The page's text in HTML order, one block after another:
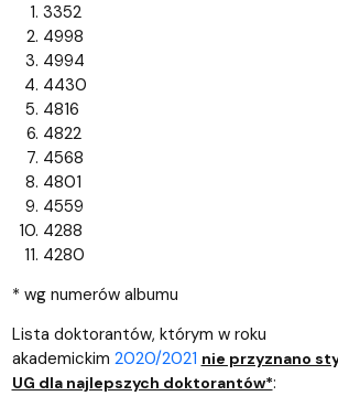
3352
4998
4994
4430
4816
4822
4568
4801
4559
4288
4280
* wg numerów albumu
Lista doktorantów, którym w roku
akademickim 2020/2021 nie przyznano
UG dla najlepszych doktorantów*: